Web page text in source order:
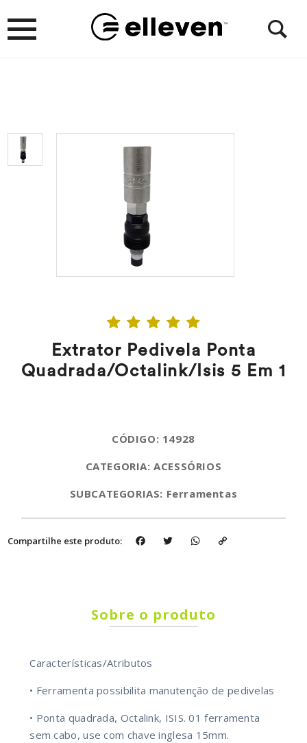
Extrator Pedivela Ponta
Quadrada/Octalink/Isis 5 Em 1
CÓDIGO: 14928
CATEGORIA: ACESSÓRIOS
SUBCATEGORIAS: Ferramentas
Compartilhe este produto: FacebookTwitter WhatsApp
Sobre o produto
Características/Atributos
• Ferramenta possibilita manutenção de pedivelas
• Ponta quadrada, Octalink, ISIS. 01 ferramenta
sem cabo, use com chave inglesa 15mm.